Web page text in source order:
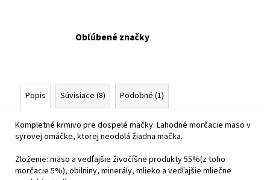
Obľúbené značky
Popis Súvisiace (8) Podobné (1)
Kompletné krmivo pre dospelé mačky. Lahodné morčacie mäso v
syrovej omáčke, ktorej neodolá žiadna mačka.
Zloženie: mäso a vedľajšie živočíšne produkty 55%(z toho
morčacie 5%), obilniny, minerály, mlieko a vedľajšie mliečne